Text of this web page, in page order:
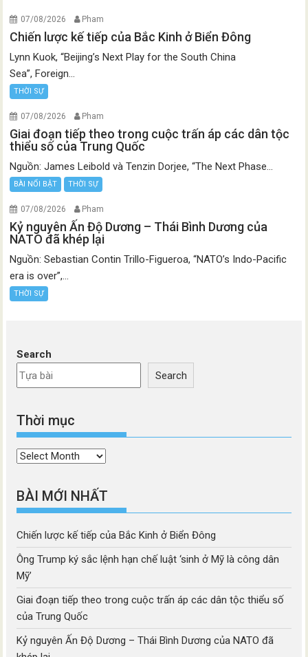
07/08/2026 Pham
Chiến lược kế tiếp của Bắc Kinh ở Biển Đông
Lynn Kuok, “Beijing’s Next Play for the South China
Sea”, Foreign...
THỜI SỰ
07/08/2026 Pham
Giai đoạn tiếp theo trong cuộc trấn áp các dân tộc
thiểu số của Trung Quốc
Nguồn: James Leibold và Tenzin Dorjee, “The Next Phase...
BÀI NỔI BẬT THỜI SỰ
07/08/2026 Pham
Kỷ nguyên Ấn Độ Dương – Thái Bình Dương của
NATO đã khép lại
Nguồn: Sebastian Contin Trillo-Figueroa, “NATO’s Indo-Pacific
era is over”,...
THỜI SỰ
Search
Search
Thời mục
Thời
BÀI MỚI NHẤT
Chiến lược kế tiếp của Bắc Kinh ở Biển Đông
Ông Trump ký sắc lệnh hạn chế luật ‘sinh ở Mỹ là công dân
Mỹ’
Giai đoạn tiếp theo trong cuộc trấn áp các dân tộc thiểu số
của Trung Quốc
Kỷ nguyên Ấn Độ Dương – Thái Bình Dương của NATO đã